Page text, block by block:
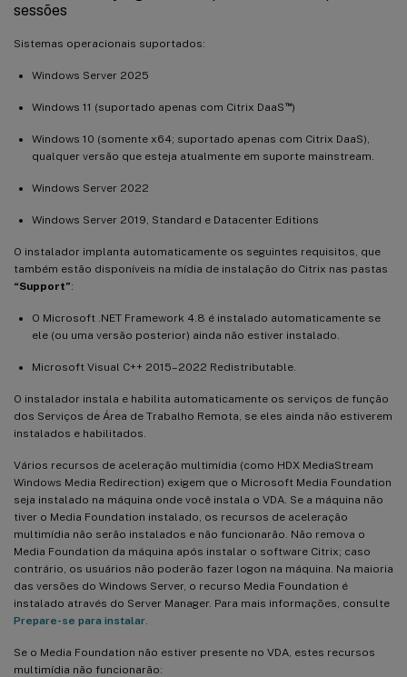
sessões
Sistemas operacionais suportados:
Windows Server 2025
Windows 11 (suportado apenas com Citrix DaaS ™)
Windows 10 (somente x64; suportado apenas com Citrix DaaS),
qualquer versão que esteja atualmente em suporte mainstream.
Windows Server 2022
Windows Server 2019, Standard e Datacenter Editions
O instalador implanta automaticamente os seguintes requisitos, que
também estão disponíveis na mídia de instalação do Citrix nas pastas
“Support”:
O Microsoft .NET Framework 4.8 é instalado automaticamente se
ele (ou uma versão posterior) ainda não estiver instalado.
Microsoft Visual C++ 2015–2022 Redistributable.
O instalador instala e habilita automaticamente os serviços de função
dos Serviços de Área de Trabalho Remota, se eles ainda não estiverem
instalados e habilitados.
Vários recursos de aceleração multimídia (como HDX MediaStream
Windows Media Redirection) exigem que o Microsoft Media Foundation
seja instalado na máquina onde você instala o VDA. Se a máquina não
tiver o Media Foundation instalado, os recursos de aceleração
multimídia não serão instalados e não funcionarão. Não remova o
Media Foundation da máquina após instalar o software Citrix; caso
contrário, os usuários não poderão fazer logon na máquina. Na maioria
das versões do Windows Server, o recurso Media Foundation é
instalado através do Server Manager. Para mais informações, consulte
Prepare-se para instalar
Se o Media Foundation não estiver presente no VDA, estes recursos
multimídia não funcionarão: